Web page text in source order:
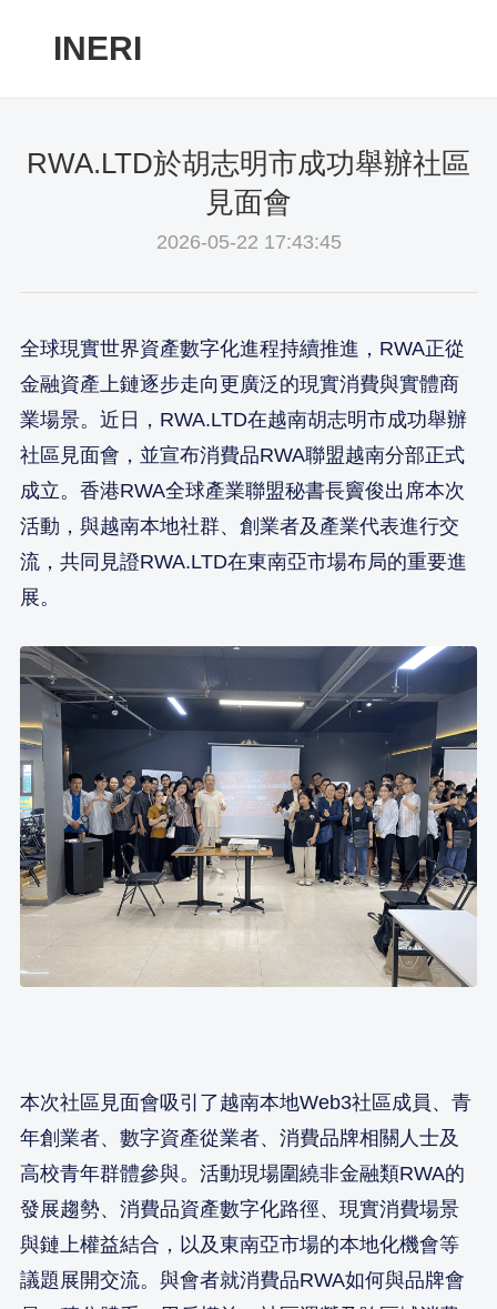
INERI
RWA.LTD於胡志明市成功舉辦社區
見面會
2026-05-22 17:43:45
全球現實世界資產數字化進程持續推進，RWA正從
金融資產上鏈逐步走向更廣泛的現實消費與實體商
業場景。近日，RWA.LTD在越南胡志明市成功舉辦
社區見面會，並宣布消費品RWA聯盟越南分部正式
成立。香港RWA全球產業聯盟秘書長竇俊出席本次
活動，與越南本地社群、創業者及產業代表進行交
流，共同見證RWA.LTD在東南亞市場布局的重要進
展。
本次社區見面會吸引了越南本地Web3社區成員、青
年創業者、數字資產從業者、消費品牌相關人士及
高校青年群體參與。活動現場圍繞非金融類RWA的
發展趨勢、消費品資產數字化路徑、現實消費場景
與鏈上權益結合，以及東南亞市場的本地化機會等
議題展開交流。與會者就消費品RWA如何與品牌會